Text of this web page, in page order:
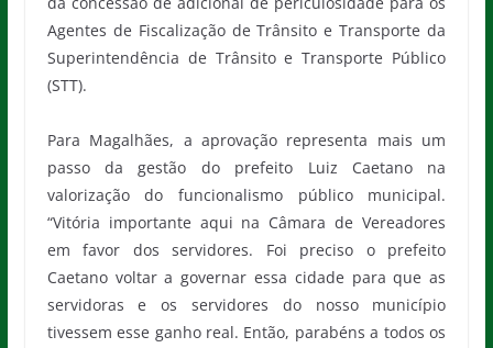
Agentes de Fiscalização de Trânsito e Transporte da
Superintendência de Trânsito e Transporte Público
(STT).
Para Magalhães, a aprovação representa mais um
passo da gestão do prefeito Luiz Caetano na
valorização do funcionalismo público municipal.
“Vitória importante aqui na Câmara de Vereadores
em favor dos servidores. Foi preciso o prefeito
Caetano voltar a governar essa cidade para que as
servidoras e os servidores do nosso município
tivessem esse ganho real. Então, parabéns a todos os